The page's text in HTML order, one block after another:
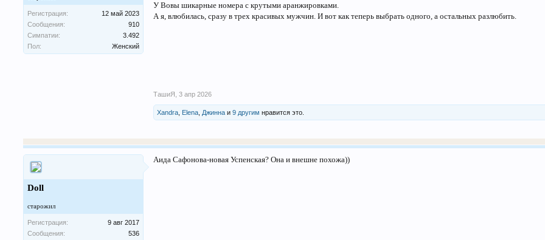
Регистрация:
12 май 2023
Сообщения:
910
Симпатии:
3.492
Пол:
Женский
У Вовы шикарные номера с крутыми аранжировками.
А я, влюбилась, сразу в трех красивых мужчин. И вот как теперь выбрать одного, а остальных разлюбить.
ТашиЯ 3 апр 2026
Xandra Elena Джинна и9 другим нравится это.
Doll
старожил
Регистрация:
9 авг 2017
Сообщения:
536
Аида Сафонова-новая Успенская? Она и внешне похожа))